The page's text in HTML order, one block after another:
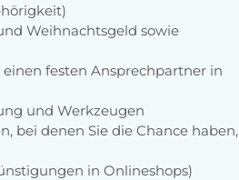
Weihnachtsgeld sowie
festen Ansprechpartner in
und Werkzeugen
bei denen Sie die Chance haben,
in Onlineshops)